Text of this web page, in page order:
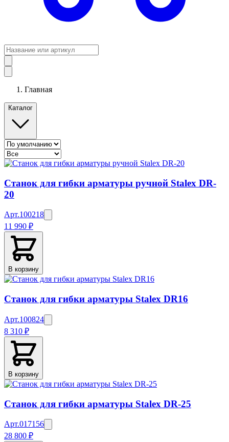
Главная
Каталог
Станок для гибки арматуры ручной Stalex DR-
20
Арт.100218
11 990 ₽
В корзину
Станок для гибки арматуры Stalex DR16
Арт.100824
8 310 ₽
В корзину
Станок для гибки арматуры Stalex DR-25
Арт.017156
28 800 ₽